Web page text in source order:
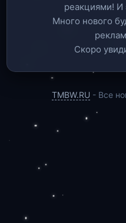
реакциями! И
Много нового
Скоро
TMBW.RU - Все